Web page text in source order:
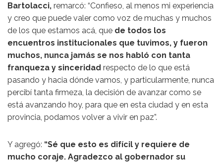
Bartolacci, remarcó: “Confieso, al menos mi experiencia
y creo que puede valer como voz de muchas y muchos
de los que estamos acá, que de todos los
encuentros institucionales que tuvimos, y fueron
muchos, nunca jamás se nos habló con tanta
franqueza y sinceridad respecto de lo que está
pasando y hacia dónde vamos, y particularmente, nunca
percibí tanta firmeza, la decisión de avanzar como se
está avanzando hoy, para que en esta ciudad y en esta
provincia, podamos volver a vivir en paz”.
Y agregó: “Sé que esto es difícil y requiere de
mucho coraje. Agradezco al gobernador su